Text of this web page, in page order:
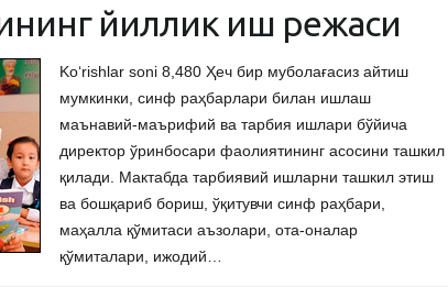
йиллик иш режаси
Ko‘rishlar soni 8,480 Ҳеч бир муболағасиз айтиш
мумкинки, синф раҳбарлари билан ишлаш
маънавий-маърифий ва тарбия ишлари бўйича
директор ўринбосари фаолиятининг асосини ташкил
қилади. Мактабда тарбиявий ишларни ташкил этиш
ва бошқариб бориш, ўқитувчи синф раҳбари,
маҳалла қўмитаси аъзолари, ота-оналар
қўмиталари, ижодий…